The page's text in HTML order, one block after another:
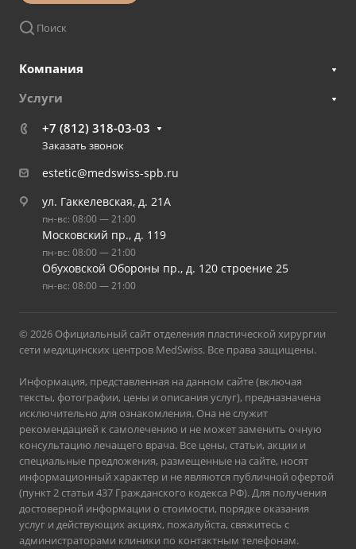
Поиск
Компания
Услуги
+7 (812) 318-03-03
Заказать звонок
estetic@medswiss-spb.ru
ул. Гаккелевская, д. 21А
пн-вс: 08:00 — 21:00
Московский пр., д. 119
пн-вс: 08:00 — 21:00
Обуховской Обороны пр., д. 120 строение 25
пн-вс: 08:00 — 21:00
© 2026 Официальный сайт отделения пластической хирургии
сети медицинских центров MedSwiss. Все права защищены.
Информация, представленная на данном сайте (включая
тексты, фотографии, цены и описания услуг), предназначена
исключительно для ознакомления. Она не служит
рекомендацией к самолечению и не может заменить очную
консультацию лечащего врача. Все цены, статьи, акции и
специальные предложения, размещенные на сайте, носят
информационный характер и не являются публичной офертой
(пункт 2 статьи 437 Гражданского кодекса РФ). Для получения
достоверной информации о стоимости, порядке оказания
услуг и действующих акциях, пожалуйста, свяжитесь с
администраторами клиники по контактным телефонам.